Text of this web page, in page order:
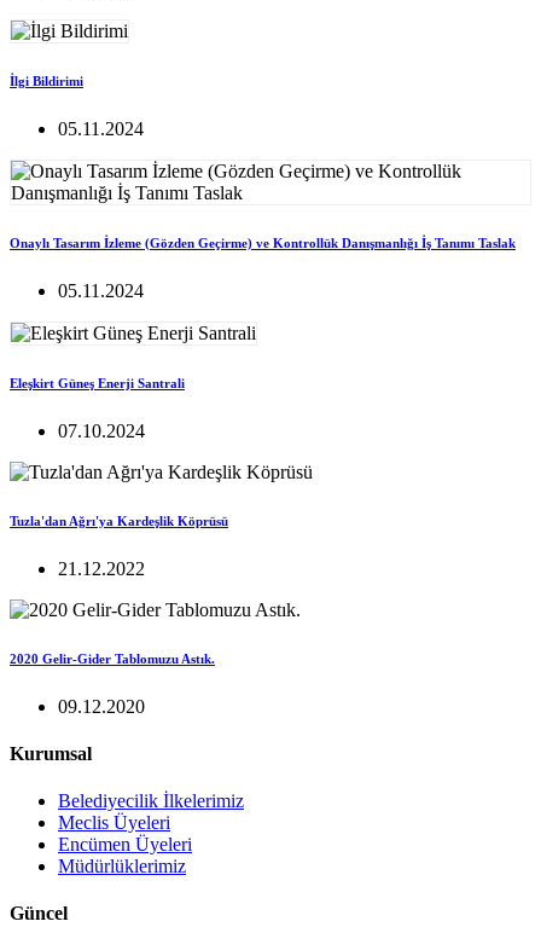
İlgi Bildirimi
05.11.2024
Onaylı Tasarım İzleme (Gözden Geçirme) ve Kontrollük Danışmanlığı İş Tanımı Taslak
05.11.2024
Eleşkirt Güneş Enerji Santrali
07.10.2024
Tuzla'dan Ağrı'ya Kardeşlik Köprüsü
21.12.2022
2020 Gelir-Gider Tablomuzu Astık.
09.12.2020
Kurumsal
Belediyecilik İlkelerimiz
Meclis Üyeleri
Encümen Üyeleri
Müdürlüklerimiz
Güncel